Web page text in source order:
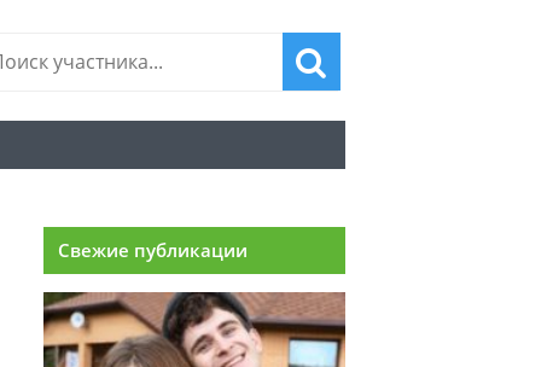
Свежие публикации